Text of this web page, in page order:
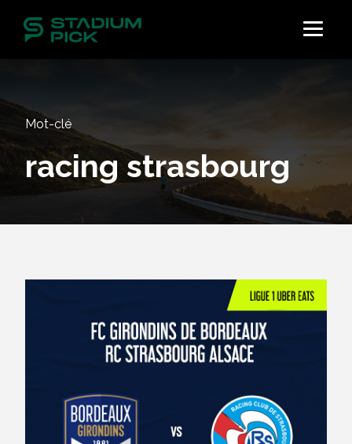
Mot-clé
racing strasbourg